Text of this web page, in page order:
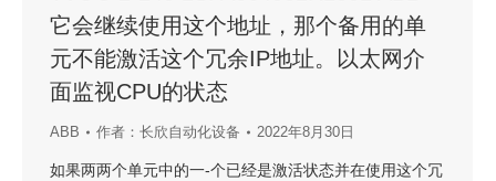
它会继续使用这个地址，那个备用的单
元不能激活这个冗余IP地址。以太网介
面监视CPU的状态
ABB 作者： 长欣自动化设备 2022年8月30日
如果两两个单元中的一-个已经是激活状态并在使用这个冗